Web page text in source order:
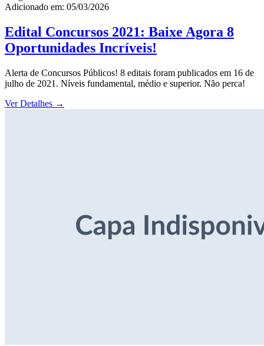
Adicionado em: 05/03/2026
Edital Concursos 2021: Baixe Agora 8
Oportunidades Incríveis!
Alerta de Concursos Públicos! 8 editais foram publicados em 16 de
julho de 2021. Níveis fundamental, médio e superior. Não perca!
Ver Detalhes →